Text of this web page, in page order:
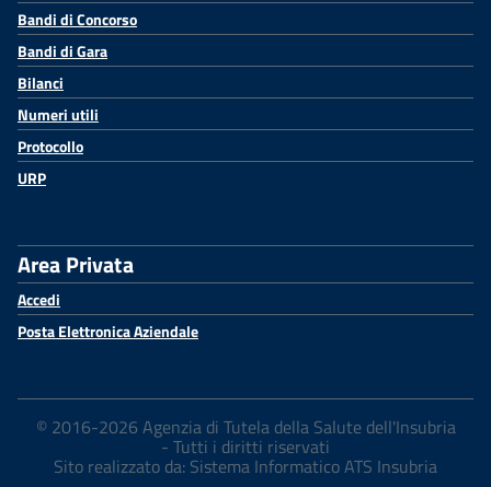
Bandi di Concorso
Bandi di Gara
Bilanci
Numeri utili
Protocollo
URP
Area Privata
Accedi
Posta Elettronica Aziendale
© 2016-2026 Agenzia di Tutela della Salute dell'Insubria
- Tutti i diritti riservati
Sito realizzato da: Sistema Informatico ATS Insubria